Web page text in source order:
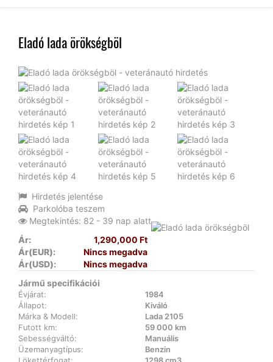
Eladó lada örökségböl
Hirdetés jelentése
Parkolóba teszem
Megtekintés: 82 - 39 nap alatt
Ár:
1,290,000 Ft
Ár(EUR):
Nincs megadva
Ár(USD):
Nincs megadva
Jármű specifikációi
Évjárat:
1984
Állapot:
Kiváló
Márka & Modell:
Lada 2105
Futott km:
59 000 km
Sebességváltó:
Manuális
Üzemanyagtípus:
Benzin